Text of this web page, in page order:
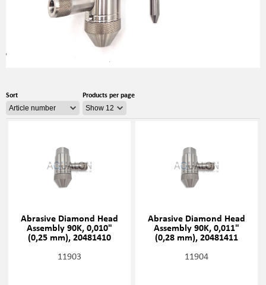
Sort Products per page
Abrasive Diamond Head
Assembly 90K, 0,010"
(0,25 mm), 20481410
11903
Abrasive Diamond Head
Assembly 90K, 0,011"
(0,28 mm), 20481411
11904